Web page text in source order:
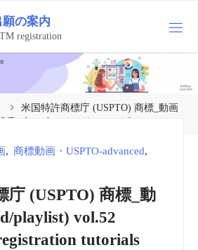
願の案内
registration
米国特許商標庁 (USPTO) 商標_動画
Trademark registration tutorials
, 商標動画・USPTO-advanced,
庁 (USPTO) 商標_動
playlist) vol.52
tutorials